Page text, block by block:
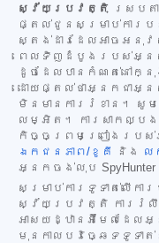
ស្វ័យប្រវត្តិ ស្របត
ផ្តល់ជូនសម្រាប់ការប
ស្តង់ដារដែលអាចអនុវត្
ពេលទិញដំបូងរបស់អ្នក
ដូចដែលបានកំណត់នៅក្
ដោយផ្តល់ថាអ្នកជាអ្ន
មិនមានការរំខាន។ សូ
លម្អិត។ ការសាកល្បង
កិច្ចព្រមព្រៀងរបស់អ្
ឯកជនភាព/ខូគី
និង ល
អ្នកចង់លុប SpyHunter
សម្រាប់ការទូទាត់លើក
ស្វ័យប្រវត្តិ ការរំលឹក
អាសយដ្ឋានអ៊ីមែលដែល
មុនកាលបរិច្ឆេទទូទាត់